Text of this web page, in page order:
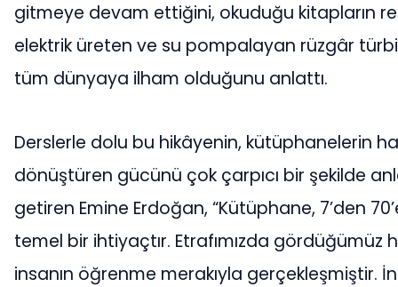
gitmeye devam ettiğini, okuduğu kitapların
elektrik üreten ve su pompalayan rüzgâr
tüm dünyaya ilham olduğunu anlattı.
Derslerle dolu bu hikâyenin, kütüphanelerin
dönüştüren gücünü çok çarpıcı bir şekilde
getiren Emine Erdoğan, “Kütüphane, 7’den
temel bir ihtiyaçtır. Etrafımızda gördüğümüz
insanın öğrenme merakıyla gerçekleşmiştir.